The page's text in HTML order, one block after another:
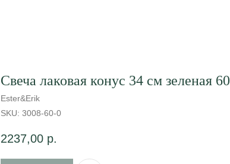
Свеча лаковая конус 34 см зеленая 60
Ester&Erik
SKU: 3008-60-0
2237,00 р.